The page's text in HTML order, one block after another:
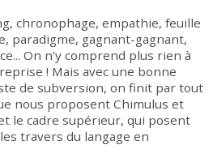
chronophage, empathie, feuille
paradigme, gagnant-gagnant,
On n’y comprend plus rien à
! Mais avec une bonne
de subversion, on finit par tout
nous proposent Chimulus et
le cadre supérieur, qui posent
travers du langage en